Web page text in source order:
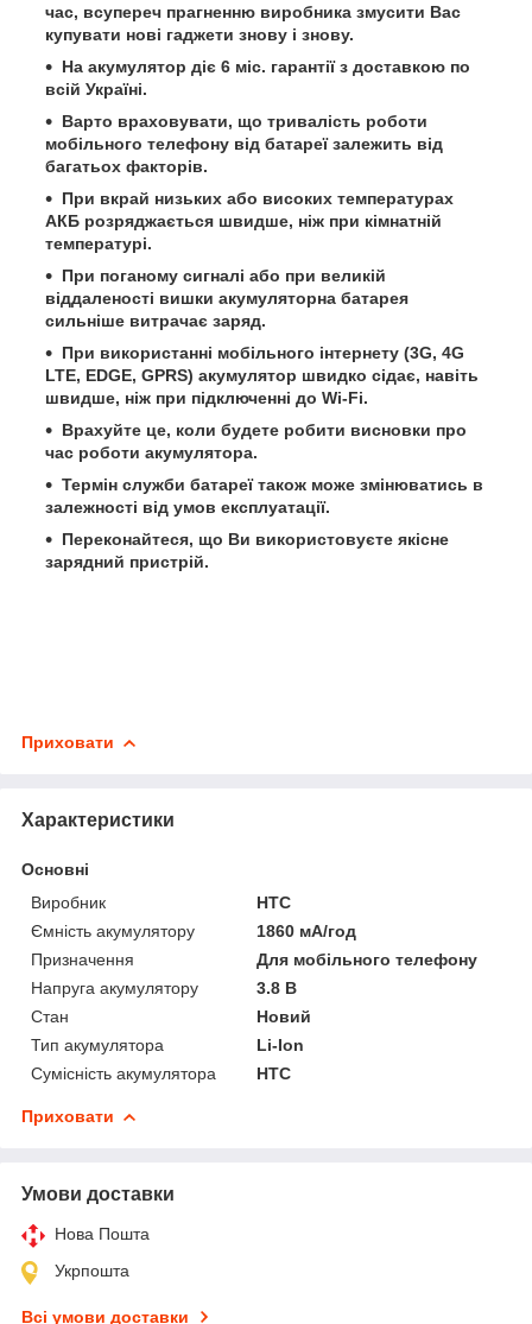
час, всупереч прагненню виробника змусити Вас
купувати нові гаджети знову і знову.
На акумулятор діє 6 міс. гарантії з доставкою по
всій Україні.
Варто враховувати, що тривалість роботи
мобільного телефону від батареї залежить від
багатьох факторів.
При вкрай низьких або високих температурах
АКБ розряджається швидше, ніж при кімнатній
температурі.
При поганому сигналі або при великій
віддаленості вишки акумуляторна батарея
сильніше витрачає заряд.
При використанні мобільного інтернету (3G, 4G
LTE, EDGE, GPRS) акумулятор швидко сідає, навіть
швидше, ніж при підключенні до Wi-Fi.
Врахуйте це, коли будете робити висновки про
час роботи акумулятора.
Термін служби батареї також може змінюватись в
залежності від умов експлуатації.
Переконайтеся, що Ви використовуєте якісне
зарядний пристрій.
Приховати
Характеристики
Основні
Виробник
HTC
Ємність акумулятору
1860 мА/год
Призначення
Для мобільного телефону
Напруга акумулятору
3.8 В
Стан
Новий
Тип акумулятора
Li-Ion
Сумісність акумулятора
HTC
Приховати
Умови доставки
Нова Пошта
Укрпошта
Всі умови доставки